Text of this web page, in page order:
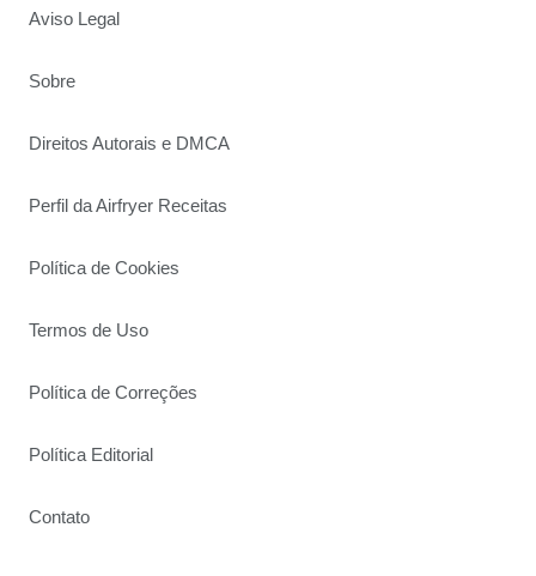
Aviso Legal
Sobre
Direitos Autorais e DMCA
Perfil da Airfryer Receitas
Política de Cookies
Termos de Uso
Política de Correções
Política Editorial
Contato